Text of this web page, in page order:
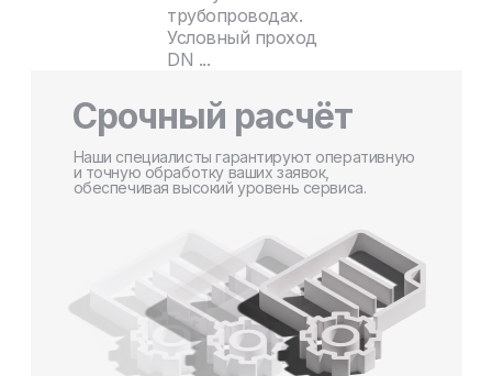
трубопроводах.
Условный проход
DN ...
Срочный расчёт
Наши специалисты гарантируют оперативную
и точную обработку ваших заявок,
обеспечивая высокий уровень сервиса.